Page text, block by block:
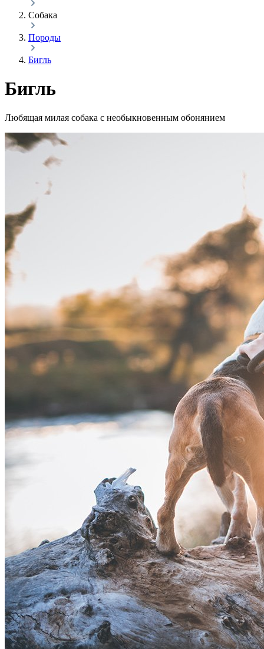
Собака
Породы
Бигль
Бигль
Любящая милая собака с необыкновенным обонянием